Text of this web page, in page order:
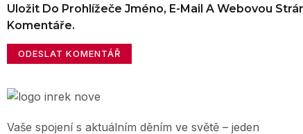
Uložit Do Prohlížeče Jméno, E-Mail A Webovou
Komentáře.
Vaše spojení s aktuálním děním ve světě – jeden